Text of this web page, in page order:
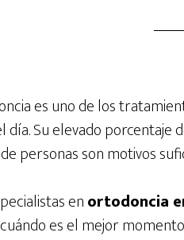
es uno de los
día. Su elevado porcentaje
personas son motivos
enortodoncia
es el mejor